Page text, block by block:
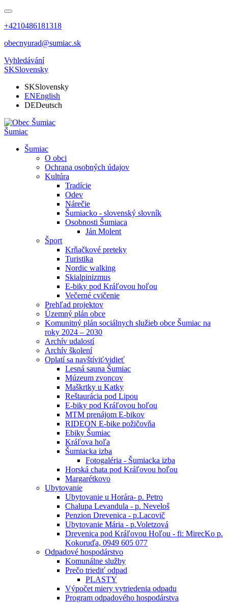
+4210486181318
obecnyurad@sumiac.sk
Vyhledávání
SKSlovensky
SKSlovensky
ENEnglish
DEDeutsch
Šumiac
Šumiac
O obci
Ochrana osobných údajov
Kultúra
Tradície
Odev
Nárečie
Šumiacko - slovenský slovník
Osobnosti Šumiaca
Ján Molent
Šport
Krňačkové preteky
Turistika
Nordic walking
Skialpinizmus
E-biky pod Kráľovou hoľou
Večerné cvičenie
Prehľad projektov
Územný plán obce
Komunitný plán sociálnych služieb obce Šumiac na
roky 2024 – 2030
Archív udalostí
Archív školení
Oplatí sa navštíviť⁄vidieť
Lesná sauna Šumiac
Múzeum zvoncov
Maškrtky u Katky
Reštaurácia pod Lipou
E-biky pod Kráľovou hoľou
MTM prenájom E-bikov
RIDEON E-bike požičovňa
Ebiky Šumiac
Kráľova hoľa
Šumiacka izba
Fotogaléria - Šumiacka izba
Horská chata pod Kráľovou hoľou
Margarétkovo
Ubytovanie
Ubytovanie u Horára- p. Petro
Chalupa Levandula - p. Neveloš
Penzion Drevenica - p.Lacovič
Ubytovanie Mária - p.Voletzová
Drevenica pod Kráľovou Hoľou - fi: MirecKo p.
Kokoruďa, 0949 605 077
Odpadové hospodárstvo
Komunálne služby
Prečo triediť odpad
PLASTY
Výpočet miery vytriedenia odpadu
Program odpadového hospodárstva